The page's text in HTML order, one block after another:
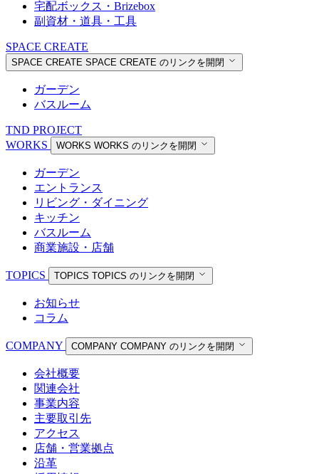
宅配ボックス・Brizebox
副資材・道具・工具
SPACE CREATE
SPACE CREATE SPACE CREATE のリンクを開閉
ガーデン
バスルーム
TND PROJECT
WORKS
WORKS WORKS のリンクを開閉
ガーデン
エントランス
リビング・ダイニング
キッチン
バスルーム
商業施設・店舗
TOPICS TOPICS TOPICS のリンクを開閉
お知らせ
コラム
COMPANY COMPANY COMPANY のリンクを開閉
会社概要
関連会社
事業内容
主要取引先
アクセス
店舗・営業拠点
沿革